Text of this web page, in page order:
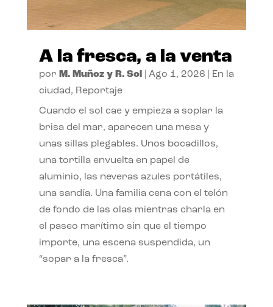
A la fresca, a la venta
por M. Muñoz y R. Sol| Ago 1, 2026
En la
ciudad, Reportaje
Cuando el sol cae y empieza a soplar la
brisa del mar, aparecen una mesa y
unas sillas plegables. Unos bocadillos,
una tortilla envuelta en papel de
aluminio, las neveras azules portátiles,
una sandía. Una familia cena con el telón
de fondo de las olas mientras charla en
el paseo marítimo sin que el tiempo
importe, una escena suspendida, un
“sopar a la fresca”.